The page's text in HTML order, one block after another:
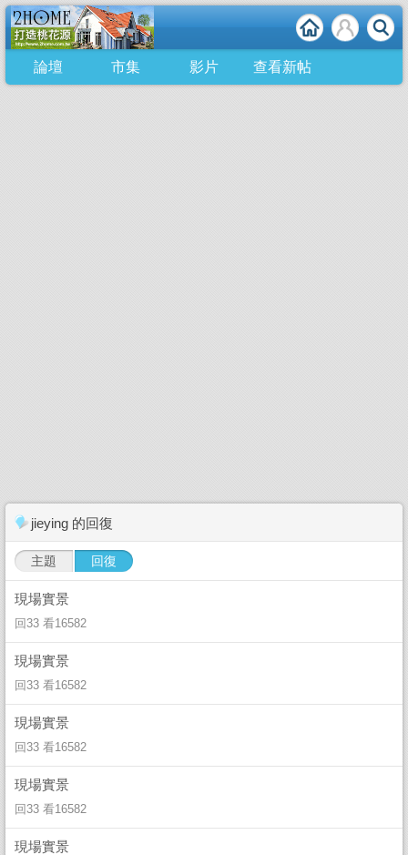
論壇 市集 影片 查看新帖
jieying 的回復
主題 回復
現場實景
回33 看16582
現場實景
回33 看16582
現場實景
回33 看16582
現場實景
回33 看16582
現場實景